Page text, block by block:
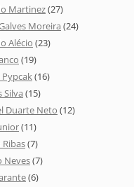
Martinez(27)
Moreira (24)
Alécio (23)
(19)
(16)
Silva (15)
Duarte Neto (12)
(11)
(7)
Neves(7)
(6)